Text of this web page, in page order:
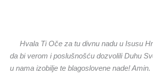
Hvala Ti Oče za tu divnu nadu u Isusu
da bi verom i poslušnošću dozvolili Duhu
u nama izobilje te blagoslovene nade! Amin.